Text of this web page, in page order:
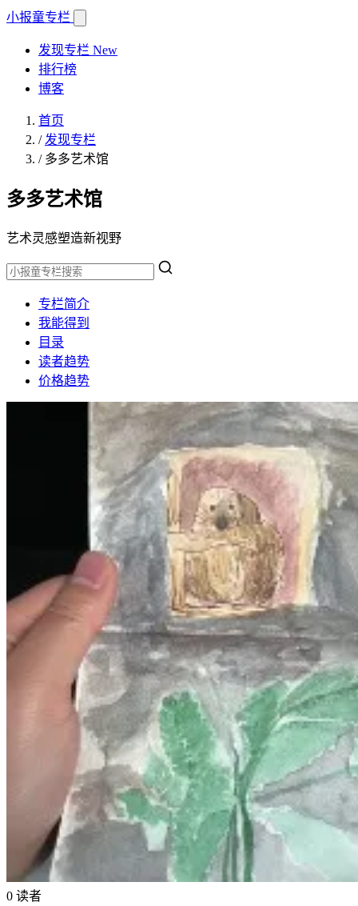
小报童专栏
发现专栏 New
排行榜
博客
首页
/ 发现专栏
/ 多多艺术馆
多多艺术馆
艺术灵感塑造新视野
专栏简介
我能得到
目录
读者趋势
价格趋势
0 读者